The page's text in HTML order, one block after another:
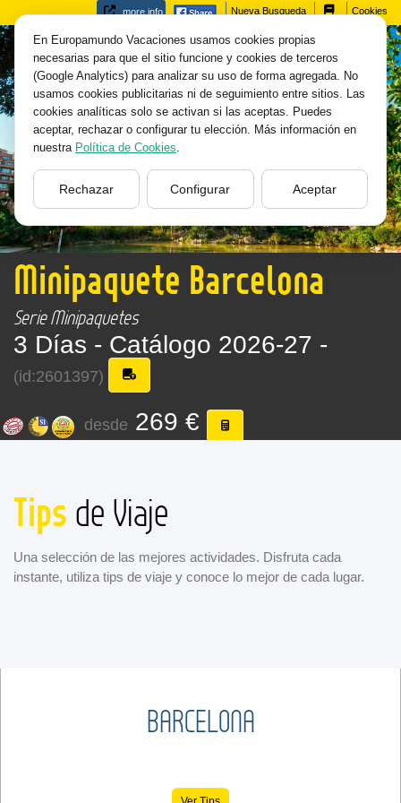
more info Nueva Busqueda Cookies
Minipaquete Barcelona
Serie Minipaquetes
3 Días - Catálogo 2026-27 -
(id:2601397)
desde 269 €
Tips de Viaje
Una selección de las mejores actividades. Disfruta cada
instante, utiliza tips de viaje y conoce lo mejor de cada lugar.
BARCELONA
En Europamundo Vacaciones usamos cookies propias
necesarias para que el sitio funcione y cookies de terceros
(Google Analytics) para analizar su uso de forma agregada. No
usamos cookies publicitarias ni de seguimiento entre sitios. Las
cookies analíticas solo se activan si las aceptas. Puedes
aceptar, rechazar o configurar tu elección. Más información en
nuestra Política de Cookies.
Rechazar Configurar Aceptar